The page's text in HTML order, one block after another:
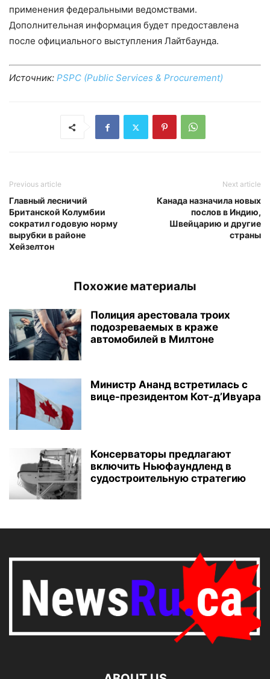
применения федеральными ведомствами.
Дополнительная информация будет предоставлена
после официального выступления Лайтбаунда.
Источник: PSPC (Public Services & Procurement)
Previous article
Главный лесничий
Британской Колумбии
сократил годовую норму
вырубки в районе
Хейзелтон
Next article
Канада назначила новых
послов в Индию,
Швейцарию и другие
страны
Похожие материалы
Полиция арестовала троих
подозреваемых в краже
автомобилей в Милтоне
Министр Ананд встретилась с
вице-президентом Кот-д’Ивуара
Консерваторы предлагают
включить Ньюфаундленд в
судостроительную стратегию